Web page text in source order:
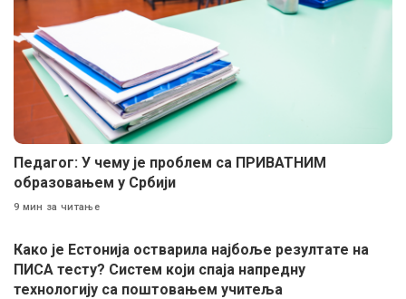
Педагог: У чему је проблем са ПРИВАТНИМ
образовањем у Србији
9 мин за читање
Како је Естонија остварила најбоље резултате на
ПИСА тесту? Систем који спаја напредну
технологију са поштовањем учитеља